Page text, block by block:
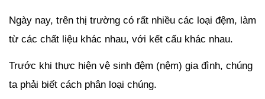
Ngày nay, trên thị trường có rất nhiều các loại đệm, làm
từ các chất liệu khác nhau, với kết cấu khác nhau.
Trước khi thực hiện vệ sinh đệm (nệm) gia đình, chúng
ta phải biết cách phân loại chúng.